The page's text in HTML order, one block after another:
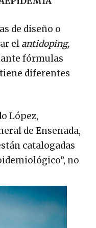
de diseño o
el antidoping,
fórmulas
diferentes
López,
de Ensenada,
catalogadas
no